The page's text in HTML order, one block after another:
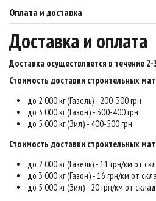
Оплата и доставка
Доставка и оплата
Доставка осуществляется в течение 2-
Стоимость доставки строительных
до 2 000 кг (Газель) - 200-300 грн
до 3 000 кг (Газон) - 300-400 грн
до 5 000 кг (Зил) - 400-500 грн
Стоимость доставки строительных
до 2 000 кг (Газель) - 11 грн/км от
до 3 000 кг (Газон) - 16 грн/км от
до 5 000 кг (Зил) - 20 грн/км от